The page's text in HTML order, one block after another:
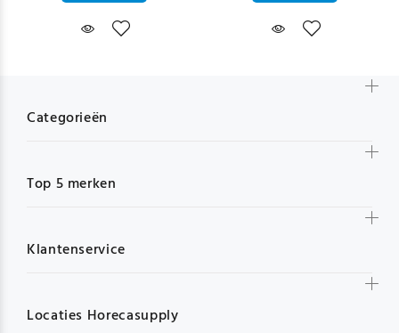
Categorieën
Top 5 merken
Klantenservice
Locaties Horecasupply